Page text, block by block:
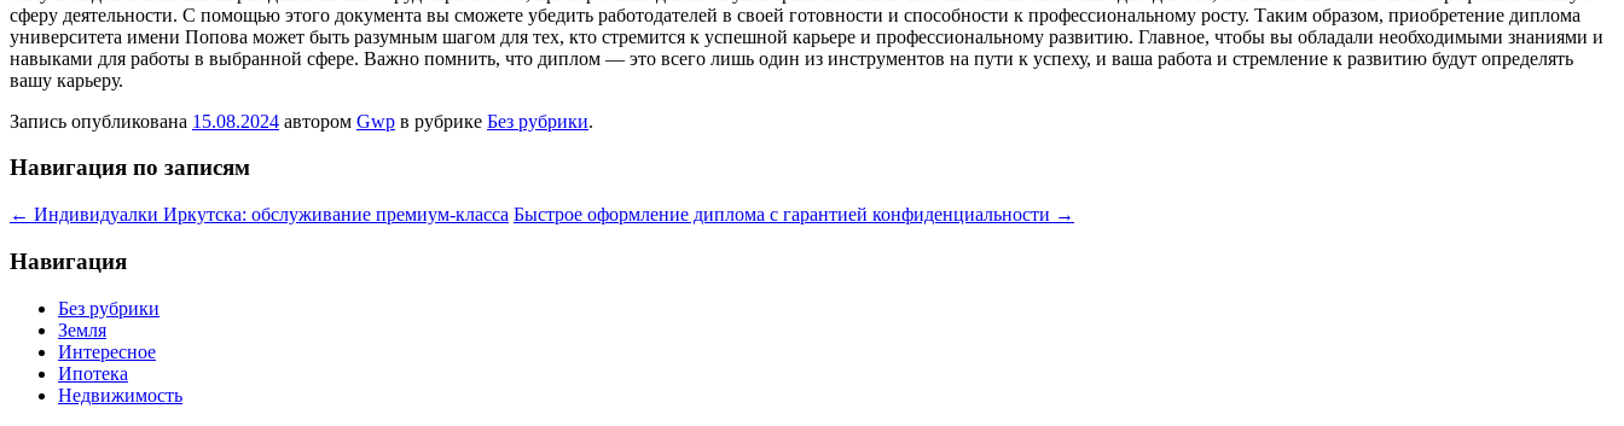
сферу деятельности. С помощью этого документа вы сможете убедить работодателей в своей готовности и способности к профессиональному росту. Таким образом, приобретение диплома
университета имени Попова может быть разумным шагом для тех, кто стремится к успешной карьере и профессиональному развитию. Главное, чтобы вы обладали необходимыми знаниями и
навыками для работы в выбранной сфере. Важно помнить, что диплом — это всего лишь один из инструментов на пути к успеху, и ваша работа и стремление к развитию будут определять
вашу карьеру.
Запись опубликована 15.08.2024 автором Gwp в рубрике Без рубрики.
Навигация по записям
← Индивидуалки Иркутска: обслуживание премиум-класса Быстрое оформление диплома с гарантией конфиденциальности →
Навигация
Без рубрики
Земля
Интересное
Ипотека
Недвижимость